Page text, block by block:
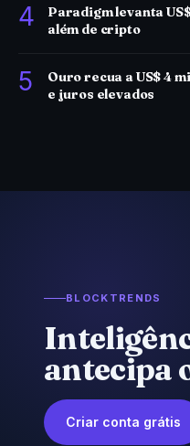
4
Paradigm levanta
além de cripto
5
Ouro recua a US$ 4
e juros elevados
BLOCKTRENDS
antecipa
Criar conta grátis